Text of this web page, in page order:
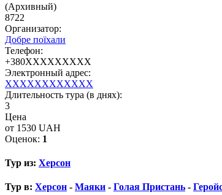
(Архивный)
8722
Организатор:
Добре поїхали
Телефон:
+380XXXXXXXXX
Электронный адрес:
XXXXXXXXXXXX
Длительность тура (в днях):
3
Цена
от 1530 UAH
Оценок: 1
Тур из: Херсон
Тур в: Херсон - Маяки - Голая Пристань -